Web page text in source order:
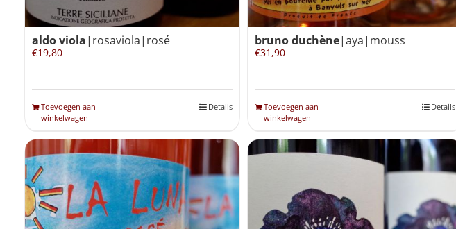
aldo viola|rosaviola|rosé
€19,80
Toevoegen aan
winkelwagen
Details
bruno duchène|aya|mouss
€31,90
Toevoegen aan
winkelwagen
Details